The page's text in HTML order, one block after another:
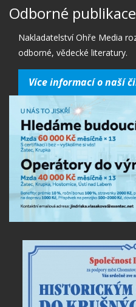
Odborné publikace
Nakladatelství Ohře Media
odborné, vědecké literatury.
Více informací o naší